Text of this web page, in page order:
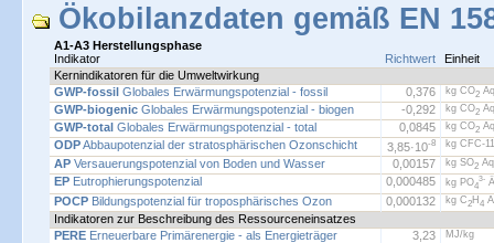
Ökobilanzdaten gemäß EN
A1-A3 Herstellungsphase
Indikator
Richtwert
Einheit
Kernindikatoren für die Umweltwirkung
GWP-fossil Globales Erwärmungspotenzial - fossil 0,376 kg CO2
GWP-biogenic Globales Erwärmungspotenzial - biogen -0,292 kg CO2
GWP-total Globales Erwärmungspotenzial - total 0,0845 kg CO2
ODPAbbaupotenzial der stratosphärischen Ozonschicht 3,85·10-8 kg CFC-
AP Versauerungspotenzial von Boden und Wasser 0,00157 kg SO2
EP Eutrophierungspotenzial 0,000485 kg PO4
3-
POCP Bildungspotenzial für troposphärisches Ozon 0,000132 kg C2H 4
Indikatoren zur Beschreibung des Ressourceneinsatzes
PERE Erneuerbare Primärenergie - als Energieträger 3,23 MJ/kg